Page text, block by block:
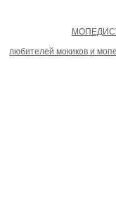
любителей мокиков и